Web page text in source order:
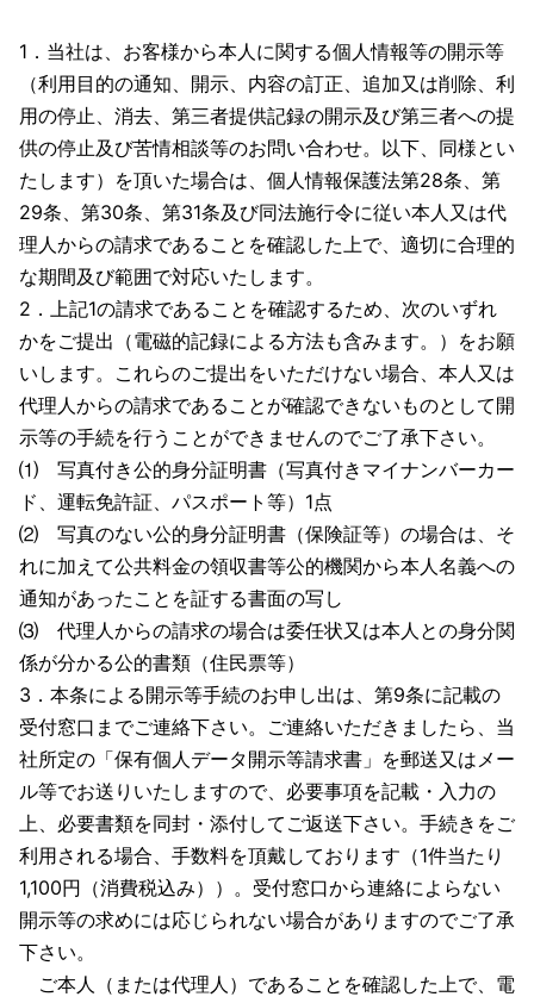
1．当社は、お客様から本人に関する個人情報等の開示等
（利用目的の通知、開示、内容の訂正、追加又は削除、利
用の停止、消去、第三者提供記録の開示及び第三者への提
供の停止及び苦情相談等のお問い合わせ。以下、同様とい
たします）を頂いた場合は、個人情報保護法第28条、第
29条、第30条、第31条及び同法施行令に従い本人又は代
理人からの請求であることを確認した上で、適切に合理的
な期間及び範囲で対応いたします。
2．上記1の請求であることを確認するため、次のいずれ
かをご提出（電磁的記録による方法も含みます。）をお願
いします。これらのご提出をいただけない場合、本人又は
代理人からの請求であることが確認できないものとして開
示等の手続を行うことができませんのでご了承下さい。
⑴ 写真付き公的身分証明書（写真付きマイナンバーカー
ド、運転免許証、パスポート等）1点
⑵ 写真のない公的身分証明書（保険証等）の場合は、そ
れに加えて公共料金の領収書等公的機関から本人名義への
通知があったことを証する書面の写し
⑶ 代理人からの請求の場合は委任状又は本人との身分関
係が分かる公的書類（住民票等）
3．本条による開示等手続のお申し出は、第9条に記載の
受付窓口までご連絡下さい。ご連絡いただきましたら、当
社所定の「保有個人データ開示等請求書」を郵送又はメー
ル等でお送りいたしますので、必要事項を記載・入力の
上、必要書類を同封・添付してご返送下さい。手続きをご
利用される場合、手数料を頂戴しております（1件当たり
1,100円（消費税込み））。受付窓口から連絡によらない
開示等の求めには応じられない場合がありますのでご了承
下さい。
ご本人（または代理人）であることを確認した上で、電